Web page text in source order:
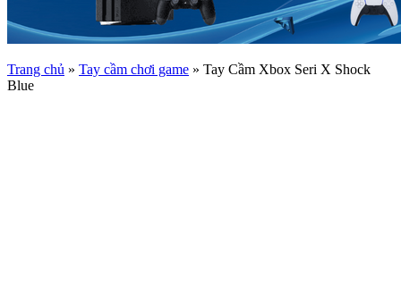
Trang chủ » Tay cầm chơi game » Tay Cầm Xbox Seri X Shock
Blue